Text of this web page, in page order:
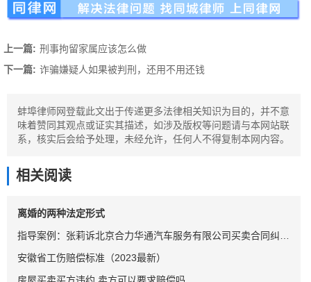
上一篇: 刑事拘留家属应该怎么做
下一篇: 诈骗嫌疑人如果被判刑，还用不用还钱
蚌埠律师网登载此文出于传递更多法律相关知识为目的，并不意
味着赞同其观点或证实其描述，如涉及版权等问题请与本网站联
系，核实后会给予处理，未经允许，任何人不得复制本网内容。
相关阅读
离婚的两种法定形式
安徽省工伤赔偿标准（2023最新）